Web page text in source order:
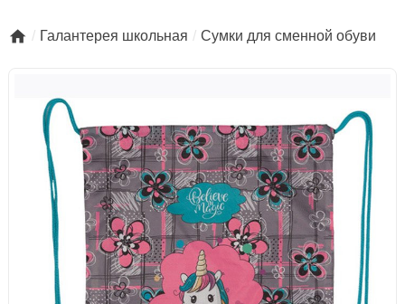
 Галантерея школьная Сумки для сменной обуви